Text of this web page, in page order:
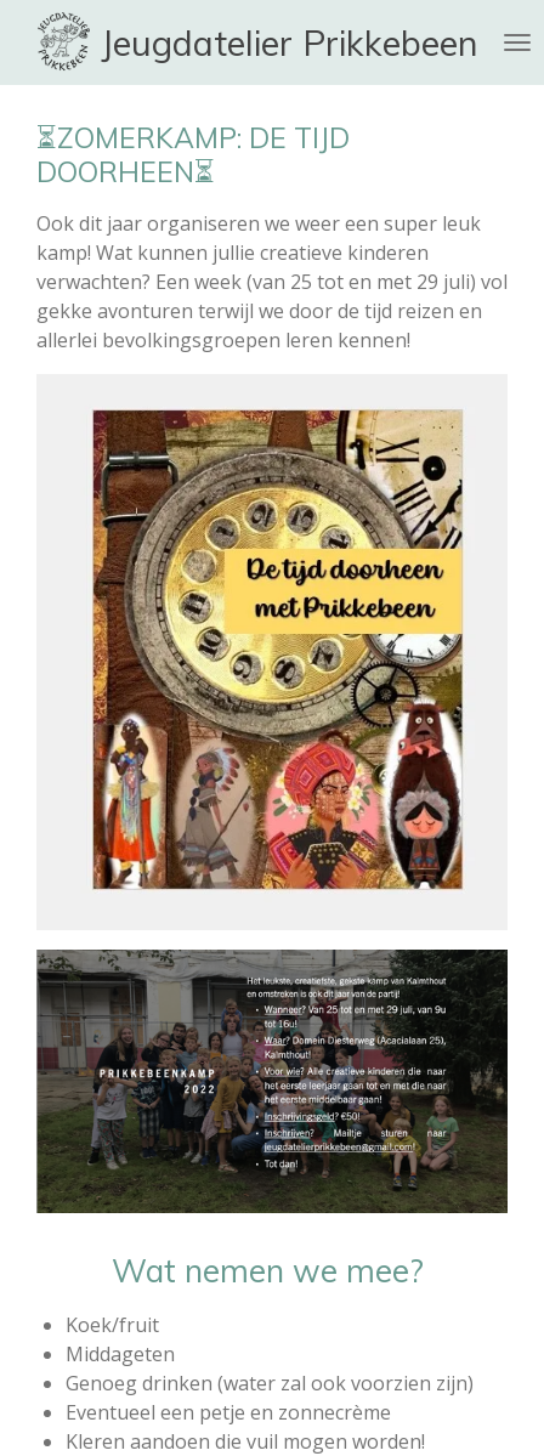
direct
naar
hoofdinhoud
Jeugdatelier Prikkebeen
⏳ZOMERKAMP: DE TIJD
DOORHEEN⏳
Ook dit jaar organiseren we weer een super leuk
kamp! Wat kunnen jullie creatieve kinderen
verwachten? Een week (van 25 tot en met 29 juli) vol
gekke avonturen terwijl we door de tijd reizen en
allerlei bevolkingsgroepen leren kennen!
Wat nemen we mee?
Koek/fruit
Middageten
Genoeg drinken (water zal ook voorzien zijn)
Eventueel een petje en zonnecrème
Kleren aandoen die vuil mogen worden!